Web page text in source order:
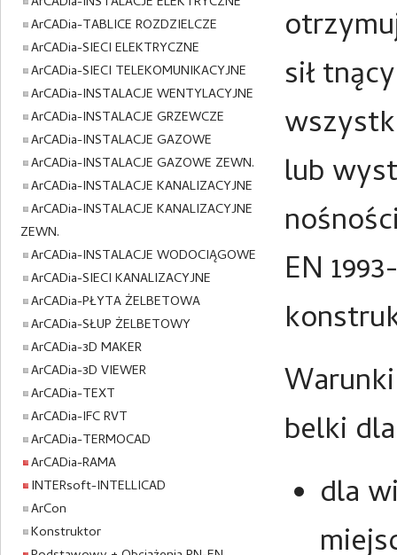
ArCADia-TABLICE ROZDZIELCZE
ArCADia-SIECI ELEKTRYCZNE
ArCADia-SIECI TELEKOMUNIKACYJNE
ArCADia-INSTALACJE WENTYLACYJNE
ArCADia-INSTALACJE GRZEWCZE
ArCADia-INSTALACJE GAZOWE
ArCADia-INSTALACJE GAZOWE ZEWN.
ArCADia-INSTALACJE KANALIZACYJNE
ArCADia-INSTALACJE KANALIZACYJNE
ZEWN.
ArCADia-INSTALACJE WODOCIĄGOWE
ArCADia-SIECI KANALIZACYJNE
ArCADia-PŁYTA ŻELBETOWA
ArCADia-SŁUP ŻELBETOWY
ArCADia-3D MAKER
ArCADia-3D VIEWER
ArCADia-TEXT
ArCADia-IFC RVT
ArCADia-TERMOCAD
ArCADia-RAMA
INTERsoft-INTELLICAD
ArCon
Konstruktor
sił
lub
EN
belki
dla